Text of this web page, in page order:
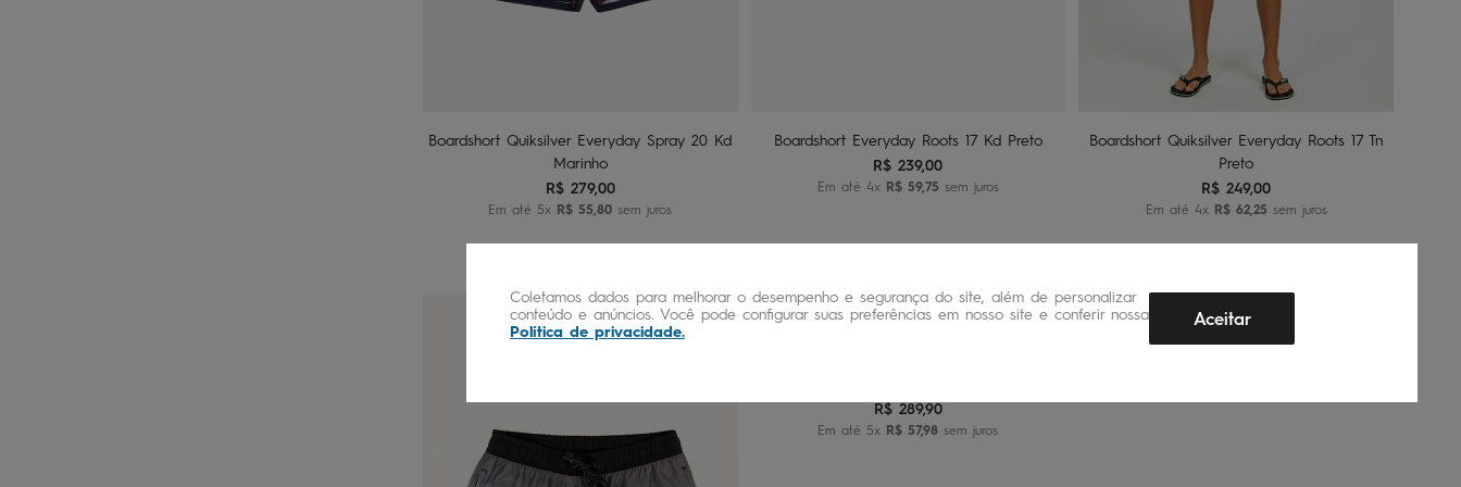
Coletamos dados para melhorar o desempenho e segurança do site, além de personalizar
conteúdo e anúncios. Você pode configurar suas preferências em nosso site e conferir nossa
Política de privacidade.
Aceitar
Boardshort Quiksilver Everyday Spray 20 Kd
Marinho
R$ 279,00
Em até5x R$ 55,80 sem juros
Boardshort Everyday Roots 17 Kd Preto
R$ 239,00
Em até 4x R$ 59,75 sem juros
Adicionar ao carrinho
Boardshort Quiksilver Everyday Roots 17 Tn
Preto
R$ 249,00
Em até 4x R$ 62,25 sem juros
16
Adicionar ao carrinho
R$ 289,90
Em até5x R$ 57,98 sem juros